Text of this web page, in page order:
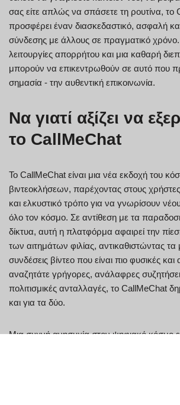
σας είτε απλώς να σπάσετε τη ρουτίνα, το
προσφέρει έναν διασκεδαστικό, ασφαλή
σύνδεσης με άλλους σε πραγματικό
λειτουργίες απορρήτου και μια καθαρή
μπορούν να επικεντρωθούν σε αυτό που
σημασία - την αυθεντική επικοινωνία.
Να γιατί αξίζει να
το CallMeChat
Το CallMeChat είναι μια νέα εκδοχή του
βιντεοκλήσεων, παρέχοντας στους
και ελκυστικό τρόπο για να γνωρίσουν
όλο τον κόσμο. Σε αντίθεση με τα
δίκτυα, αυτή η πλατφόρμα αφαιρεί την
των αιτημάτων φιλίας, αντικαθιστώντας
συνδέσεις βίντεο που είναι πιο φυσικές
αναζητάτε γρήγορες, ανάλαφρες
πολιτισμικές ανταλλαγές, το CallMeChat
και για τα δύο.
Μια συχνή ανησυχία στον ψηφιακό κόσμο